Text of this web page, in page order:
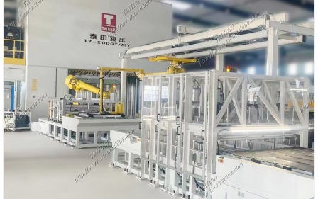
ন্যূনতম অর্ডার: 1 সেট
লিড টাইম: 4 মাস